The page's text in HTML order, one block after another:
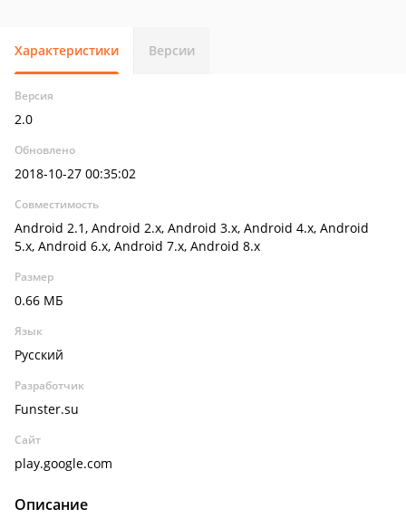
Характеристики Версии
Версия
2.0
Обновлено
2018-10-27 00:35:02
Совместимость
Android 2.1, Android 2.x, Android 3.x, Android 4.x, Android
5.x, Android 6.x, Android 7.x, Android 8.x
Размер
0.66 МБ
Язык
Русский
Разработчик
Funster.su
Сайт
play.google.com
Описание